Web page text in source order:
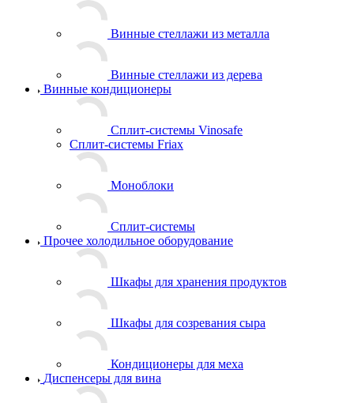
Винные стеллажи из металла
Винные стеллажи из дерева
Винные кондиционеры
Сплит-системы Vinosafe
Сплит-системы Friax
Моноблоки
Сплит-системы
Прочее холодильное оборудование
Шкафы для хранения продуктов
Шкафы для созревания сыра
Кондиционеры для меха
Диспенсеры для вина